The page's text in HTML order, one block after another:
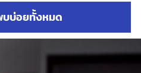
บบ่อยทั้งหมด